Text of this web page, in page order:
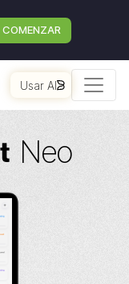
COMENZAR
Usar AI
Neo